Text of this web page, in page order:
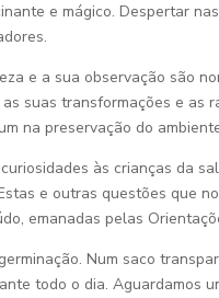
e mágico. Despertar
e a sua observação são
suas transformações e
na preservação do
às crianças da
e outras questões que
emanadas pelas
Num saco
todo o dia. Aguardamos